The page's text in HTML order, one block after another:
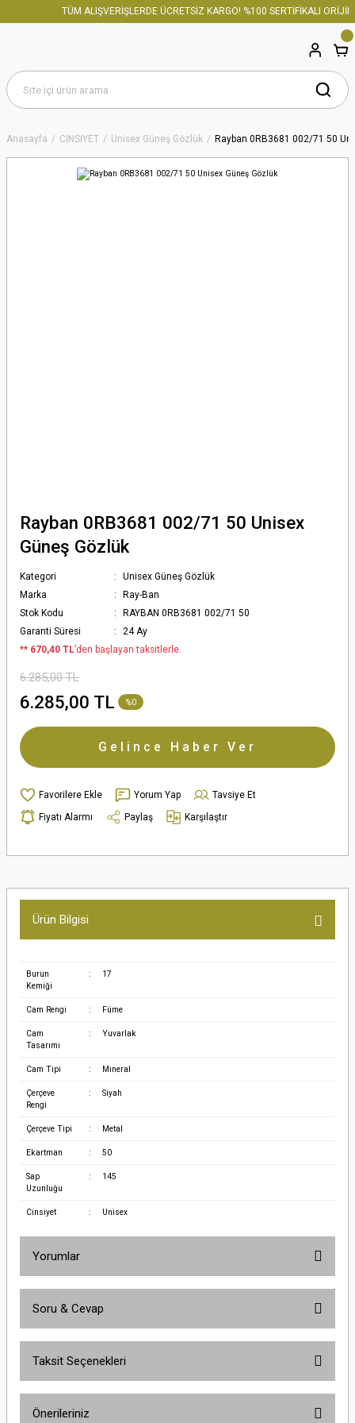
TÜM ALIŞVERİŞLERDE ÜCRETSİZ KARGO! %100 SERTİFİKALI
Anasayfa CİNSİYET Unisex Güneş Gözlük Rayban 0RB3681 002/71 50
Rayban 0RB3681 002/71 50 Unisex
Güneş Gözlük
Kategori
Unisex Güneş Gözlük
Marka
Ray-Ban
Stok Kodu
RAYBAN 0RB3681 002/71 50
Garanti Süresi
24 Ay
** 670,40 TL’den başlayan taksitlerle.
6.285,00 TL
6.285,00 TL %0
Gelince Haber Ver
Yorum Yap
Tavsiye Et
Fiyatı Alarmı
Paylaş Karşılaştır
Ürün Bilgisi
Burun
Kemiği
: 17
Cam Rengi : Füme
Cam
Tasarımı
: Yuvarlak
Cam Tipi : Mineral
Çerçeve
Rengi
: Siyah
Çerçeve Tipi : Metal
Ekartman : 50
Sap
Uzunluğu
: 145
Cinsiyet : Unisex
Yorumlar
Soru & Cevap
Taksit Seçenekleri
Önerileriniz